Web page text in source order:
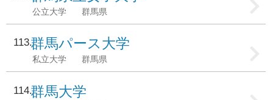
公立大学 群馬県
113群馬パース大学
私立大学 群馬県
114群馬大学